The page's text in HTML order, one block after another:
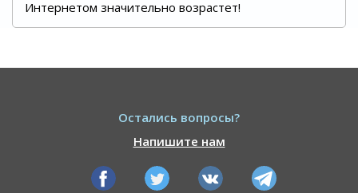
Интернетом значительно возрастет!
Остались вопросы?
Напишите нам